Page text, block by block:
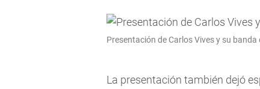
Presentación de Carlos Vives y su banda
La presentación también dejó